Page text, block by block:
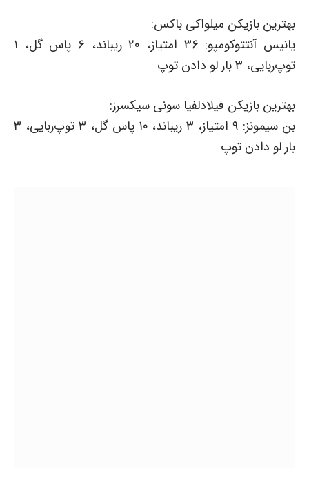
بهترین بازیکن میلواکی باکس:
یانیس آنتتوکومپو: ۳۶ امتیاز، ۲۰ ریباند، ۶ پاس گل، ۱
توپ‌ربایی، ۳ بار لو دادن توپ
بهترین بازیکن فیلادلفیا سونی سیکسرز:
بن سیمونز: ۹ امتیاز، ۳ ریباند، ۱۰ پاس گل، ۳ توپ‌ربایی، ۳
بار لو دادن توپ